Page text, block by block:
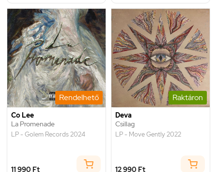
Rendelhető
Co Lee
La Promenade
LP - Golem Records 2024
11 990 Ft
Raktáron
Deva
Csillag
LP - Move Gently 2022
12 990 Ft